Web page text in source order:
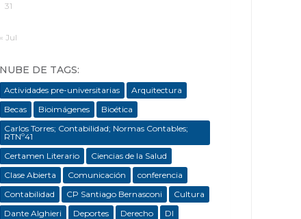
31
« Jul
NUBE DE TAGS:
Actividades pre-universitarias
Arquitectura
Becas
Bioimágenes
Bioética
Carlos Torres; Contabilidad; Normas Contables;
RTNº41
Certamen Literario
Ciencias de la Salud
Clase Abierta
Comunicación
conferencia
Contabilidad
CP Santiago Bernasconi
Cultura
Dante Alghieri
Deportes Derecho
DI